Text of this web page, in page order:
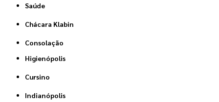
Saúde
Chácara Klabin
Consolação
Higienópolis
Cursino
Indianópolis